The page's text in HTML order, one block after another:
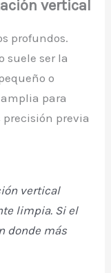
vertical
profundos.
suele ser la
o
para
previa
vertical
limpia. Si el
donde más